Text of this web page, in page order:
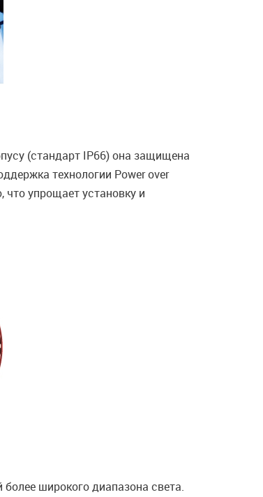
(стандарт IP66) она защищена
технологии Power over
что упрощает установку и
широкого диапазона света.